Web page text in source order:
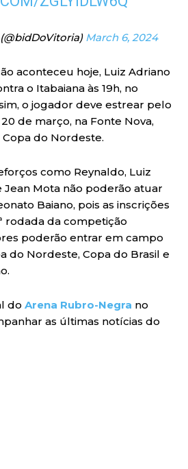
March 6, 2024
aconteceu hoje, Luiz Adriano
o Itabaiana às 19h, no
o jogador deve estrear pelo
de março, na Fonte Nova,
do Nordeste.
como Reynaldo, Luiz
Jean Mota não poderão atuar
Baiano, pois as inscrições
rodada da competição
poderão entrar em campo
do Nordeste, Copa do Brasil e
do Arena Rubro-Negra no
as últimas notícias do